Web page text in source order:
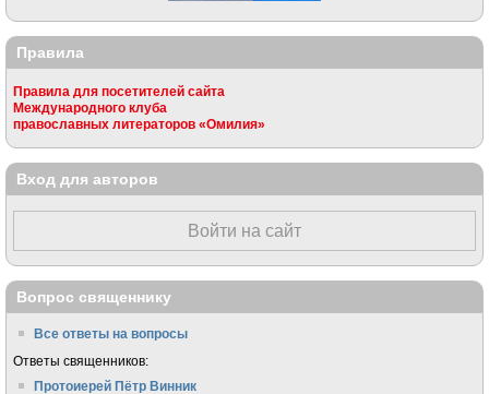
Правила
Правила для посетителей сайта
Международного клуба
православных литераторов «Омилия»
Вход для авторов
Войти на сайт
Вопрос священнику
Все ответы на вопросы
Ответы священников:
Протоиерей Пётр Винник